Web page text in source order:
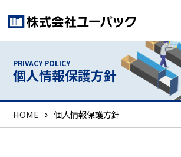
PRIVACY POLICY
個人情報保護方針
HOME 個人情報保護方針